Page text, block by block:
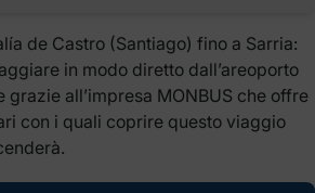
de Castro (Santiago) fino a Sarria:
in modo diretto dall’areoporto
grazie all’impresa MONBUS che offre
con i quali coprire questo viaggio